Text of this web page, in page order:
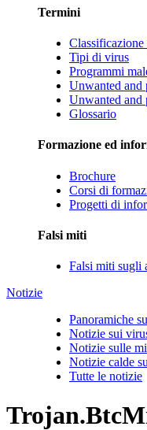
Termini
Tipi di virus
Programmi
Unwanted and
Unwanted and
Glossario
Formazione ed
Brochure
Corsi di
Progetti di
Falsi miti
Falsi miti sugli
Notizie
Panoramiche
Notizie sui
Notizie sulle
Notizie calde
Tutte le notizie